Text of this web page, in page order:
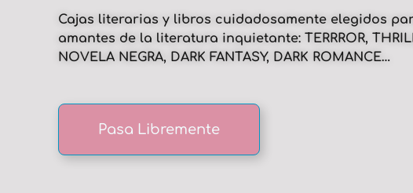
Cajas literarias y libros cuidadosamente elegidos
amantes de la literatura inquietante: TERRROR,
NOVELA NEGRA, DARK FANTASY, DARK ROMANCE…
Pasa Libremente